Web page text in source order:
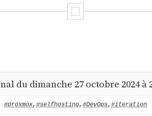
du dimanche 27 octobre 2024 à
#proxmox, #selfhosting, #DevOps, #iteration